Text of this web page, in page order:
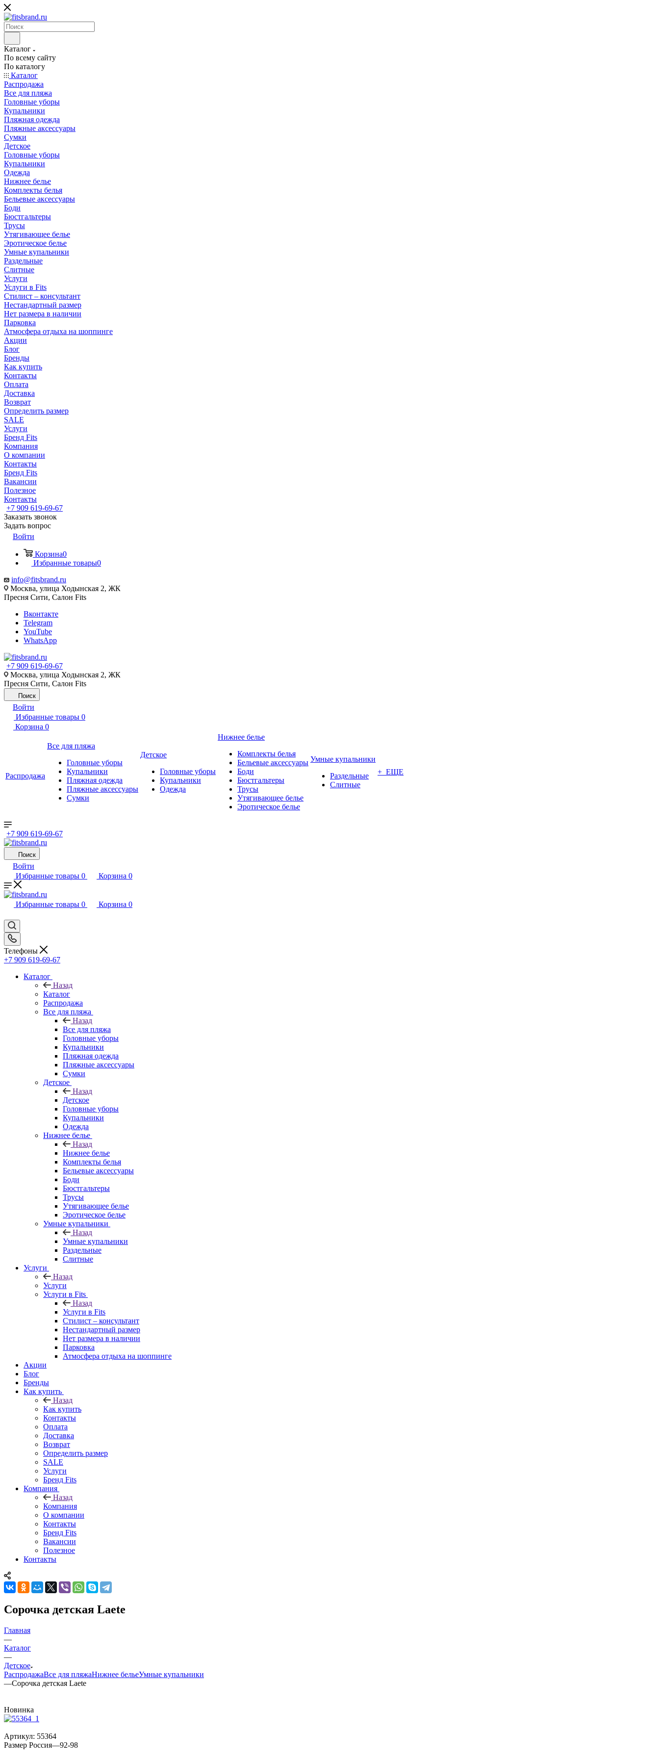
Каталог
По всему сайту
По каталогу
Каталог
Распродажа
Все для пляжа
Головные уборы
Купальники
Пляжная одежда
Пляжные аксессуары
Сумки
Детское
Головные уборы
Купальники
Одежда
Нижнее белье
Комплекты белья
Бельевые аксессуары
Боди
Бюстгальтеры
Трусы
Утягивающее белье
Эротическое белье
Умные купальники
Раздельные
Слитные
Услуги
Услуги в Fits
Стилист – консультант
Нестандартный размер
Нет размера в наличии
Парковка
Атмосфера отдыха на шоппинге
Акции
Блог
Бренды
Как купить
Контакты
Оплата
Доставка
Возврат
Определить размер
SALE
Услуги
Бренд Fits
Компания
О компании
Контакты
Бренд Fits
Вакансии
Полезное
Контакты
+7 909 619-69-67
Заказать звонок
Задать вопрос
Войти
Корзина0
Избранные товары0
info@fitsbrand.ru
Москва, улица Ходынская 2, ЖК
Пресня Сити, Салон Fits
Вконтакте
Telegram
YouTube
WhatsApp
+7 909 619-69-67
Москва, улица Ходынская 2, ЖК
Пресня Сити, Салон Fits
Поиск
Войти
Избранные товары 0
Корзина 0
Распродажа
Все для пляжа
Головные уборы
Купальники
Пляжная одежда
Пляжные аксессуары
Сумки
Детское
Головные уборы
Купальники
Одежда
Нижнее белье
Комплекты белья
Бельевые аксессуары
Боди
Бюстгальтеры
Трусы
Утягивающее белье
Эротическое белье
Умные купальники
Раздельные
Слитные
+ ЕЩЕ
+7 909 619-69-67
Поиск
Войти
Избранные товары 0 Корзина 0
Избранные товары 0 Корзина 0
Телефоны
+7 909 619-69-67
Каталог
Назад
Каталог
Распродажа
Все для пляжа
Назад
Все для пляжа
Головные уборы
Купальники
Пляжная одежда
Пляжные аксессуары
Сумки
Детское
Назад
Детское
Головные уборы
Купальники
Одежда
Нижнее белье
Назад
Нижнее белье
Комплекты белья
Бельевые аксессуары
Боди
Бюстгальтеры
Трусы
Утягивающее белье
Эротическое белье
Умные купальники
Назад
Умные купальники
Раздельные
Слитные
Услуги
Назад
Услуги
Услуги в Fits
Назад
Услуги в Fits
Стилист – консультант
Нестандартный размер
Нет размера в наличии
Парковка
Атмосфера отдыха на шоппинге
Акции
Блог
Бренды
Как купить
Назад
Как купить
Контакты
Оплата
Доставка
Возврат
Определить размер
SALE
Услуги
Бренд Fits
Компания
Назад
Компания
О компании
Контакты
Бренд Fits
Вакансии
Полезное
Контакты
Сорочка детская Laete
Главная
—
Каталог
—
Детское
РаспродажаВсе для пляжаНижнее бельеУмные купальники
—Сорочка детская Laete
Новинка
Артикул: 55364
Размер Россия—92-98